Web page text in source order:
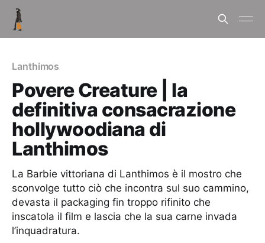
Lanthimos
Povere Creature | la
definitiva consacrazione
hollywoodiana di
Lanthimos
La Barbie vittoriana di Lanthimos è il mostro che
sconvolge tutto ciò che incontra sul suo cammino,
devasta il packaging fin troppo rifinito che
inscatola il film e lascia che la sua carne invada
l’inquadratura.